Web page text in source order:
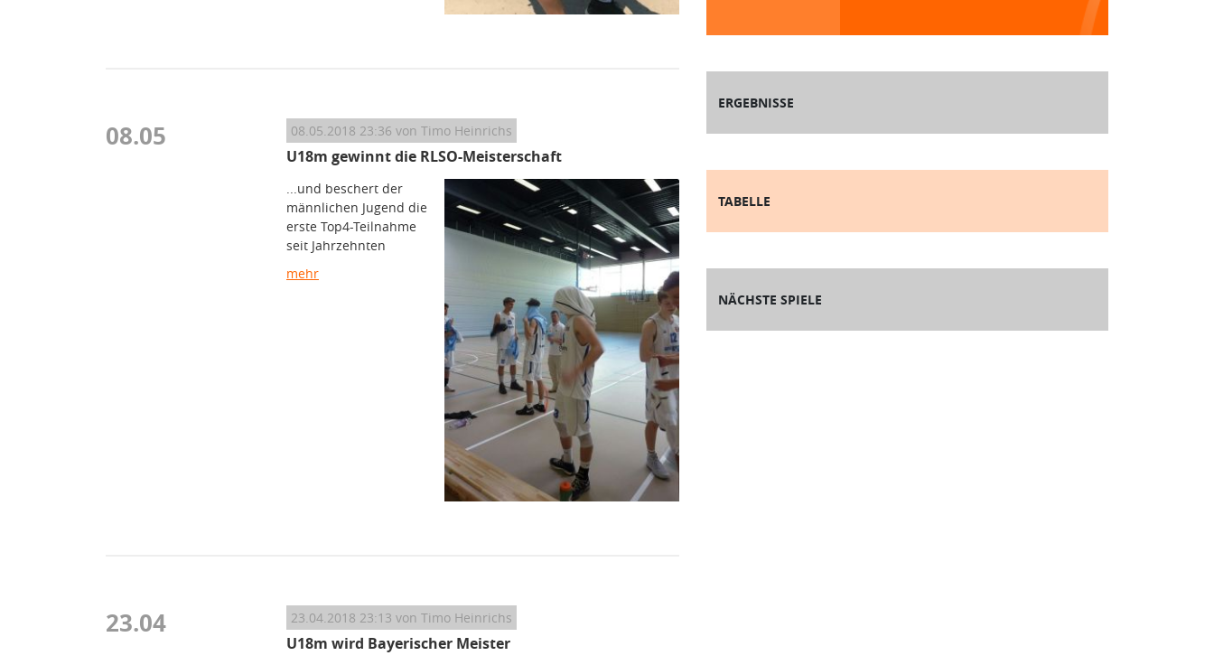
08.05 08.05.2018 23:36 von Timo Heinrichs
U18m gewinnt die RLSO-Meisterschaft
...und beschert der
männlichen Jugend die
erste Top4-Teilnahme
seit Jahrzehnten
mehr
23.04 23.04.2018 23:13 von Timo Heinrichs
U18m wird Bayerischer Meister
ERGEBNISSE
TABELLE
NÄCHSTE SPIELE